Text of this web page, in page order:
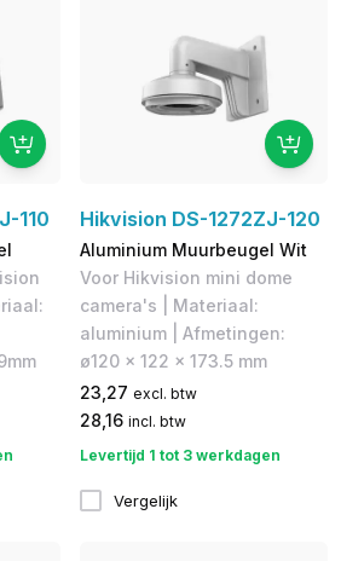
110 Hikvision DS-1272ZJ-120
Aluminium Muurbeugel Wit
Voor Hikvision mini dome
camera's | Materiaal:
aluminium | Afmetingen:
ø120 x 122 x 173.5 mm
23,27 excl. btw
28,16 incl. btw
Levertijd 1 tot 3 werkdagen
Vergelijk